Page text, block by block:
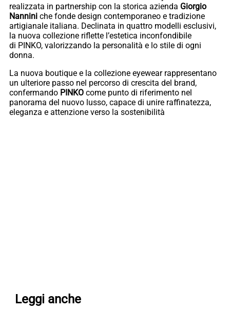
realizzata in partnership con la storica azienda Giorgio
Nannini che fonde design contemporaneo e tradizione
artigianale italiana. Declinata in quattro modelli esclusivi,
la nuova collezione riflette l’estetica inconfondibile
di PINKO, valorizzando la personalità e lo stile di ogni
donna.
La nuova boutique e la collezione eyewear rappresentano
un ulteriore passo nel percorso di crescita del brand,
confermando PINKO come punto di riferimento nel
panorama del nuovo lusso, capace di unire raffinatezza,
eleganza e attenzione verso la sostenibilità
Leggi anche